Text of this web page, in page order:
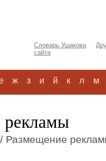
Словарь Ушакова
сайта
ж з и й к л м
/ Размещение